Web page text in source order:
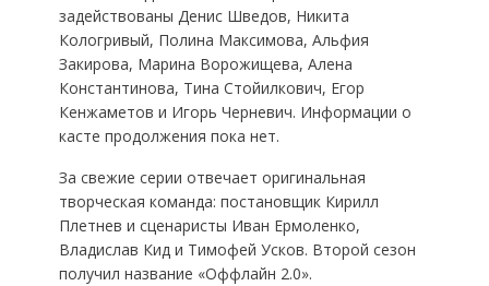
задействованы Денис Шведов, Никита
Кологривый, Полина Максимова, Альфия
Закирова, Марина Ворожищева, Алена
Константинова, Тина Стойилкович, Егор
Кенжаметов и Игорь Черневич. Информации о
касте продолжения пока нет.
За свежие серии отвечает оригинальная
творческая команда: постановщик Кирилл
Плетнев и сценаристы Иван Ермоленко,
Владислав Кид и Тимофей Усков. Второй сезон
получил название «Оффлайн 2.0».